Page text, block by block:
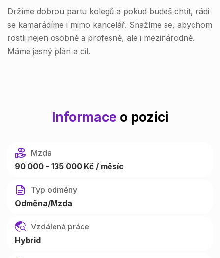
Držíme dobrou partu kolegů a pokud budeš chtít, rádi
se kamarádíme i mimo kancelář. Snažíme se, abychom
rostli nejen osobně a profesně, ale i mezinárodně.
Máme jasný plán a cíl.
Informace o pozici
Mzda
90 000 - 135 000 Kč / měsíc
Typ odměny
Odměna/Mzda
Vzdálená práce
Hybrid